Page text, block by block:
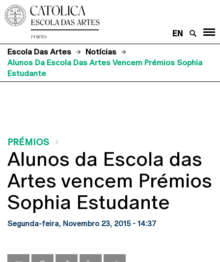
EN
Escola Das Artes
Notícias
Alunos Da Escola Das Artes Vencem Prémios Sophia
Estudante
PRÉMIOS
Alunos da Escola das
Artes vencem Prémios
Sophia Estudante
Segunda-feira, Novembro 23, 2015 - 14:37